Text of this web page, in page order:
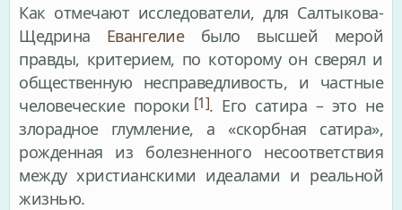
Как отмечают исследователи, для Салтыкова-
Щедрина Евангелиебыло высшей мерой
правды, критерием, по которому он сверял и
общественную несправедливость, и частные
человеческие пороки [1]. Его сатира – это не
злорадное глумление, а «скорбная сатира»,
рожденная из болезненного несоответствия
между христианскими идеалами и реальной
жизнью.